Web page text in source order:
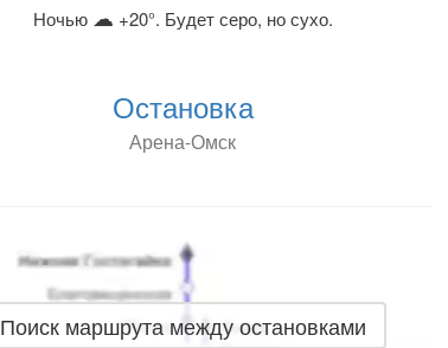
Ночью ☁ +20°. Будет серо, но сухо.
Остановка
Арена-Омск
Поиск маршрута между остановками